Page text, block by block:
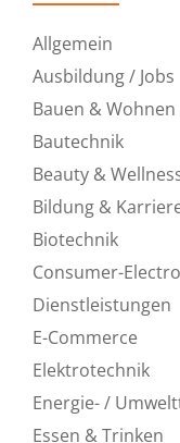
Allgemein
Ausbildung / Jobs
Bauen & Wohnen
Bautechnik
Beauty &
Bildung &
Biotechnik
Consumer-
Dienstleistungen
E-Commerce
Elektrotechnik
Energie- /
Essen & Trinken